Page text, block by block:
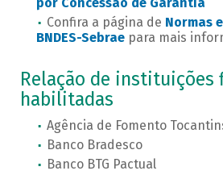
por Concessão de Garantia
Confira a página de Normas
BNDES-Sebraepara mais
Relação de instituições
habilitadas
Agência de Fomento
Banco Bradesco
Banco BTG Pactual